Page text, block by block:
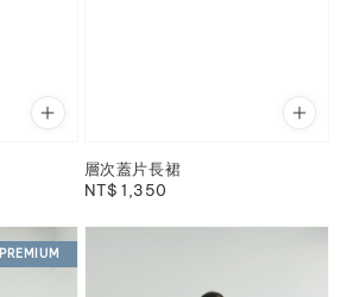
層次蓋片長裙
Regular
NT$ 1,350
PREMIUM